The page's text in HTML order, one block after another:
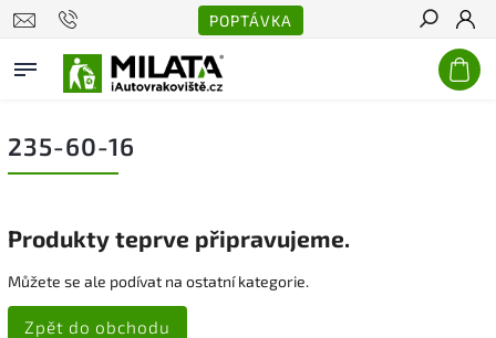
POPTÁVKA
Hledat
235-60-16
Produkty teprve připravujeme.
Můžete se ale podívat na ostatní kategorie.
Zpět do obchodu